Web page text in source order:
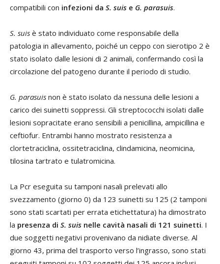
compatibili con infezioni da S. suis e G. parasuis.
S. suis è stato individuato come responsabile della
patologia in allevamento, poiché un ceppo con sierotipo 2 è
stato isolato dalle lesioni di 2 animali, confermando così la
circolazione del patogeno durante il periodo di studio.
G. parasuis non è stato isolato da nessuna delle lesioni a
carico dei suinetti soppressi. Gli streptococchi isolati dalle
lesioni sopracitate erano sensibili a penicillina, ampicillina e
ceftiofur. Entrambi hanno mostrato resistenza a
clortetraciclina, ossitetraciclina, clindamicina, neomicina,
tilosina tartrato e tulatromicina.
La Pcr eseguita su tamponi nasali prelevati allo
svezzamento (giorno 0) da 123 suinetti su 125 (2 tamponi
sono stati scartati per errata etichettatura) ha dimostrato
la presenza di S. suis nelle cavità nasali di 121 suinetti. I
due soggetti negativi provenivano da nidiate diverse. Al
giorno 43, prima del trasporto verso l’ingrasso, sono stati